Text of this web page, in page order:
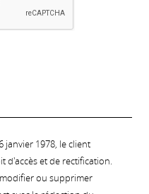
janvier 1978, le client
d'accès et de rectification.
ou supprimer